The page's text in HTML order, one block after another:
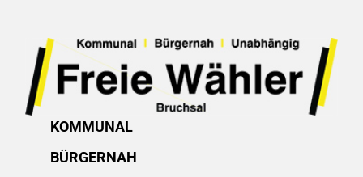
KOMMUNAL
BÜRGERNAH